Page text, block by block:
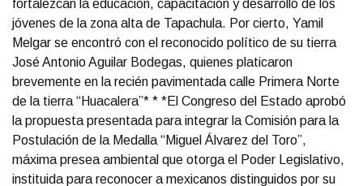
fortalezcan la educación, capacitación y desarrollo de los
jóvenes de la zona alta de Tapachula. Por cierto, Yamil
Melgar se encontró con el reconocido político de su tierra
José Antonio Aguilar Bodegas, quienes platicaron
brevemente en la recién pavimentada calle Primera Norte
de la tierra “Huacalera”* * *El Congreso del Estado aprobó
la propuesta presentada para integrar la Comisión para la
Postulación de la Medalla “Miguel Álvarez del Toro”,
máxima presea ambiental que otorga el Poder Legislativo,
instituida para reconocer a mexicanos distinguidos por su